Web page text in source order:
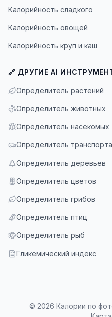
Калорийность сладкого
Калорийность овощей
Калорийность круп и каш
🔗 ДРУГИЕ AI
Определитель растений
Определитель животных
Определитель насекомых
Определитель транспорта
Определитель деревьев
Определитель цветов
Определитель грибов
Определитель птиц
Определитель рыб
Гликемический индекс
© 2026 Калории по